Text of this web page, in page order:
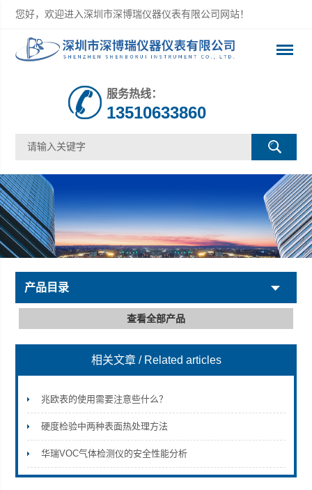
您好，欢迎进入深圳市深博瑞仪器仪表有限公司网站！
深圳市深博瑞仪器仪表有限公司
服务热线：
13510633860
产品目录
查看全部产品
相关文章 / Related articles
兆欧表的使用需要注意些什么？
硬度检验中两种表面热处理方法
华瑞VOC气体检测仪的安全性能分析